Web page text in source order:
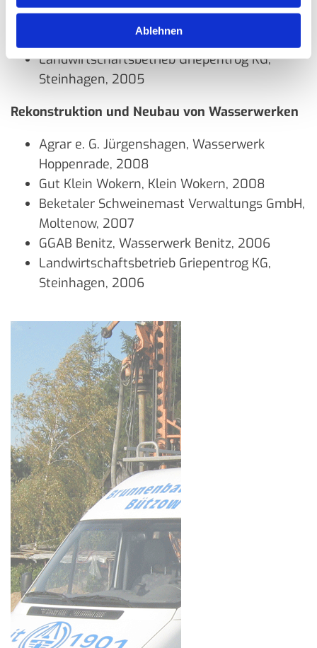
Ablehnen
Landwirtschaftsbetrieb Griepentrog KG,
Steinhagen, 2005
Rekonstruktion und Neubau von Wasserwerken
Agrar e. G. Jürgenshagen, Wasserwerk
Hoppenrade, 2008
Gut Klein Wokern, Klein Wokern, 2008
Beketaler Schweinemast Verwaltungs GmbH,
Moltenow, 2007
GGAB Benitz, Wasserwerk Benitz, 2006
Landwirtschaftsbetrieb Griepentrog KG,
Steinhagen, 2006